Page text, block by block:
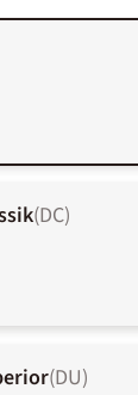
(DC)
(DU)